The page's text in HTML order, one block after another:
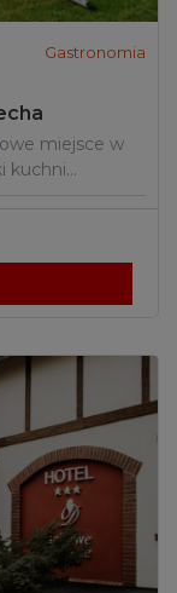
Gastronomia
miejsce w
kuchni…